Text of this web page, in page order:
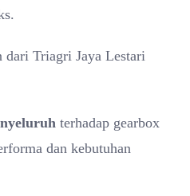
dari Triagri Jaya Lestari
terhadap gearbox
dan kebutuhan